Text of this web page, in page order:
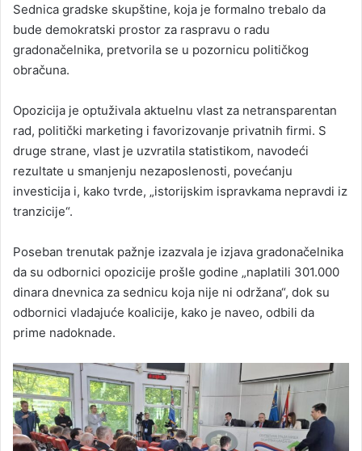
Sednica gradske skupštine, koja je formalno trebalo da
bude demokratski prostor za raspravu o radu
gradonačelnika, pretvorila se u pozornicu političkog
obračuna.
Opozicija je optuživala aktuelnu vlast za netransparentan
rad, politički marketing i favorizovanje privatnih firmi. S
druge strane, vlast je uzvratila statistikom, navodeći
rezultate u smanjenju nezaposlenosti, povećanju
investicija i, kako tvrde, „istorijskim ispravkama nepravdi iz
tranzicije“.
Poseban trenutak pažnje izazvala je izjava gradonačelnika
da su odbornici opozicije prošle godine „naplatili 301.000
dinara dnevnica za sednicu koja nije ni održana“, dok su
odbornici vladajuće koalicije, kako je naveo, odbili da
prime nadoknade.